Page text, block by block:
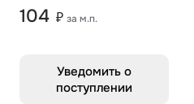
104 ₽ за м.п.
Уведомить о
поступлении